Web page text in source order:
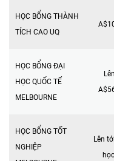
HỌC BỔNG THÀNH
TÍCH CAO UQ
HỌC BỔNG ĐẠI
HỌC QUỐC TẾ
MELBOURNE
HỌC BỔNG TỐT
NGHIỆP
Lên